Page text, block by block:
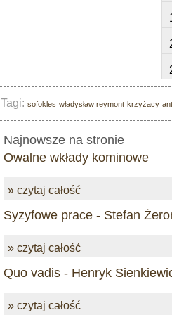
Tagi: sofokles władysław reymont krzyżacy
Najnowsze na stronie
Owalne wkłady kominowe
» czytaj całość
Syzyfowe prace - Stefan
» czytaj całość
Quo vadis - Henryk
» czytaj całość